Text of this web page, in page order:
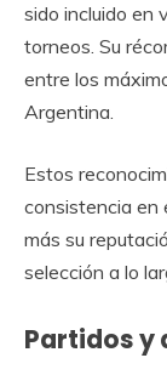
sido incluido en
torneos. Su
entre los
Argentina.
Estos
consistencia en
más su
selección a lo
Partidos y